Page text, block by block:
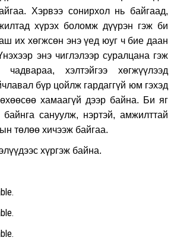
Хэрвээ сонирхол нь байгаад,
хүрэх боломж дүүрэн гэж би
их хөгжсөн энэ үед юуг ч бие даан
энэ чиглэлээр суралцана гэж
хэлтэйгээ хөгжүүлээд
бүр цойлж гардаггүй юм гэхэд
хамаагүй дээр байна. Би яг
сануулж, нэртэй, амжилттай
төлөө хичээж байгаа.
хүргэж байна.